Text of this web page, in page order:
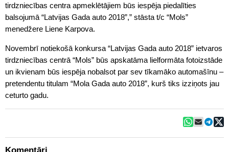
tirdzniecības centra apmeklētājiem būs iespēja piedalīties
balsojumā “Latvijas Gada auto 2018”,” stāsta t/c “Mols”
menedžere Liene Karpova.
Novembrī notiekošā konkursa “Latvijas Gada auto 2018” ietvaros
tirdzniecības centrā “Mols” būs apskatāma lielformāta fotoizstāde
un ikvienam būs iespēja nobalsot par sev tīkamāko automašīnu –
pretendentu titulam “Mola Gada auto 2018”, kurš tiks izziņots jau
ceturto gadu.
Komentāri